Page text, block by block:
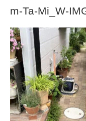
m-Ta-Mi_W-